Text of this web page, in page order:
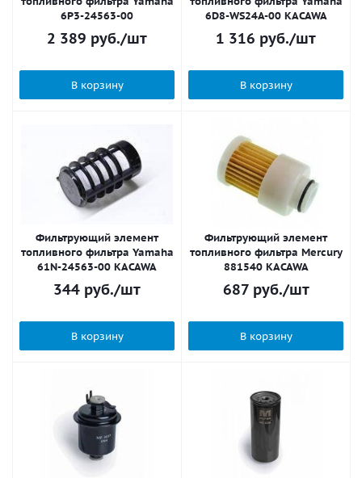
6P3-24563-00
2 389 руб./шт
В корзину
6D8-WS24A-00 KACAWA
1 316 руб./шт
В корзину
Фильтрующий элемент
топливного фильтра Yamaha
61N-24563-00 KACAWA
344 руб./шт
В корзину
Фильтрующий элемент
топливного фильтра Mercury
881540 KACAWA
687руб./шт
В корзину